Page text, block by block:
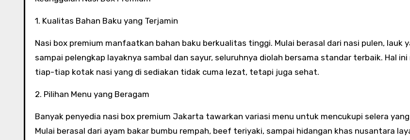
1. Kualitas Bahan Baku yang Terjamin
Nasi box premium manfaatkan bahan baku berkualitas tinggi. Mulai berasal dari nasi pulen, lauk
sampai pelengkap layaknya sambal dan sayur, seluruhnya diolah bersama standar terbaik. Hal
tiap-tiap kotak nasi yang di sediakan tidak cuma lezat, tetapi juga sehat.
2. Pilihan Menu yang Beragam
Banyak penyedia nasi box premium Jakarta tawarkan variasi menu untuk mencukupi selera
Mulai berasal dari ayam bakar bumbu rempah, beef teriyaki, sampai hidangan khas nusantara